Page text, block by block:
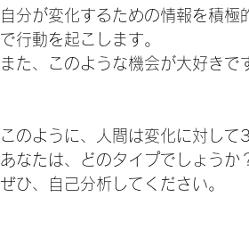
自分が変化するための情報を積
で行動を起こします。
また、このような機会が大好きで
このように、人間は変化に対して
あなたは、どのタイプでしょう
ぜひ、自己分析してください。